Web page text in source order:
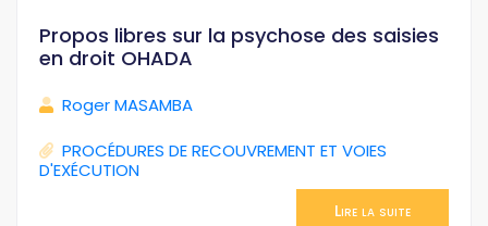
Propos libres sur la psychose des saisies
en droit OHADA
Roger MASAMBA
PROCÉDURES DE RECOUVREMENT ET VOIES
D'EXÉCUTION
Lire la suite